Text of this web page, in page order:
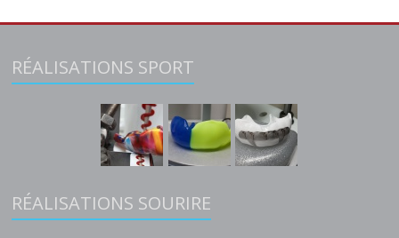
RÉALISATIONS SPORT
RÉALISATIONS SOURIRE